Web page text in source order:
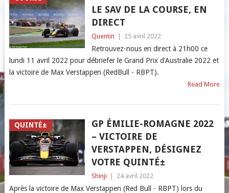
LE SAV DE LA COURSE, EN
DIRECT
Quentin 25 avril 2022
Retrouvez-nous en direct à 21h00 ce
lundi 11 avril 2022 pour débriefer le Grand Prix d'Australie 2022 et
la victoire de Max Verstappen (RedBull - RBPT).
Read More
QUINTÉ±
GP ÉMILIE-ROMAGNE 2022
– VICTOIRE DE
VERSTAPPEN, DÉSIGNEZ
VOTRE QUINTÉ±
Shinji 24 avril 2022
Après la victoire de Max Verstappen (Red Bull - RBPT) lors du